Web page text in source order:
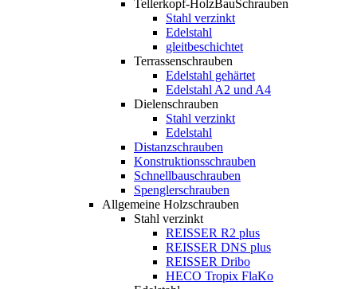
Tellerkopf-HolzBauSchrauben
Stahl verzinkt
Edelstahl
gleitbeschichtet
Terrassenschrauben
Edelstahl gehärtet
Edelstahl A2 und A4
Dielenschrauben
Stahl verzinkt
Edelstahl
Distanzschrauben
Konstruktionsschrauben
Schnellbauschrauben
Spenglerschrauben
Allgemeine Holzschrauben
Stahl verzinkt
REISSER R2 plus
REISSER DNS plus
REISSER Dribo
HECO Tropix FlaKo